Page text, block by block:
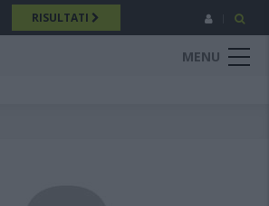
RISULTATI
MENU